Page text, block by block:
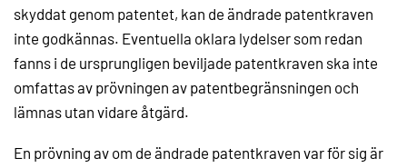
skyddat genom patentet, kan de ändrade patentkraven
inte godkännas. Eventuella oklara lydelser som redan
fanns i de ursprungligen beviljade patentkraven ska inte
omfattas av prövningen av patentbegränsningen och
lämnas utan vidare åtgärd.
En prövning av om de ändrade patentkraven var för sig är